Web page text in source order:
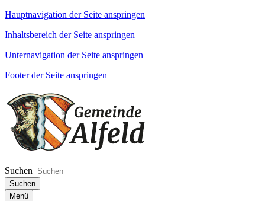
Hauptnavigation der Seite anspringen
Inhaltsbereich der Seite anspringen
Unternavigation der Seite anspringen
Footer der Seite anspringen
Suchen
Suchen
Menü